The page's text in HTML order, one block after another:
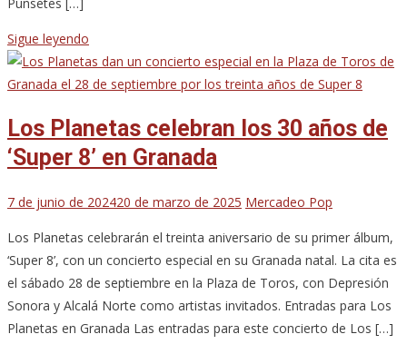
Sigue leyendo
Los Planetas celebran los 30 años de
‘Super 8’ en Granada
7 de junio de 202420 de marzo de 2025 Mercadeo Pop
Los Planetas celebrarán el treinta aniversario de su primer álbum,
‘Super 8’, con un concierto especial en su Granada natal. La cita es
el sábado 28 de septiembre en la Plaza de Toros, con Depresión
Sonora y Alcalá Norte como artistas invitados. Entradas para Los
Planetas en Granada Las entradas para este concierto de Los […]